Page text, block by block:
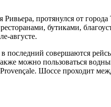
протянулся от
бутиками,
августе.
последний совершаются
можно пользоваться
Шоссе проходит